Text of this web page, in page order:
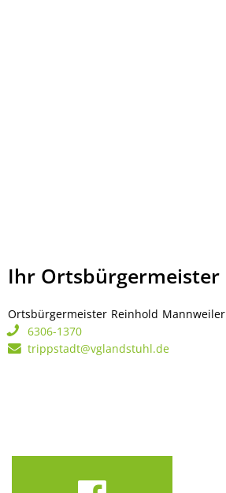
Ihr Ortsbürgermeister
Ortsbürgermeister Reinhold Mannweiler
6306-1370
trippstadt@vglandstuhl.de